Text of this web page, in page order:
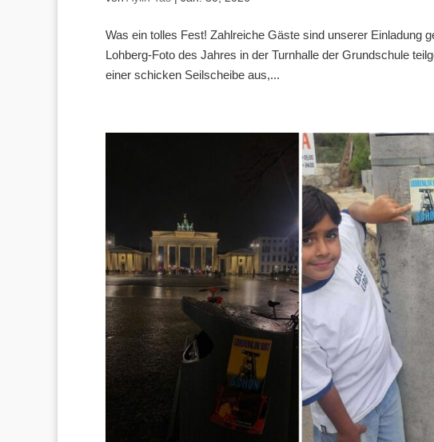
Was ein tolles Fest! Zahlreiche Gäste sind unserer Einladung
Lohberg-Foto des Jahres in der Turnhalle der Grundschule
einer schicken Seilscheibe aus,...